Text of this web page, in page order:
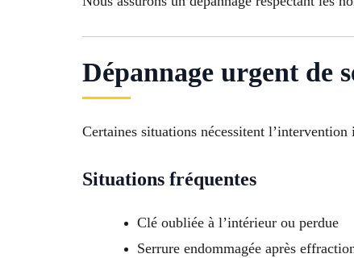
Dépannage urgent de
Certaines situations nécessitent l’intervention
Situations fréquentes
Clé oubliée à l’intérieur ou perdue
Serrure endommagée après